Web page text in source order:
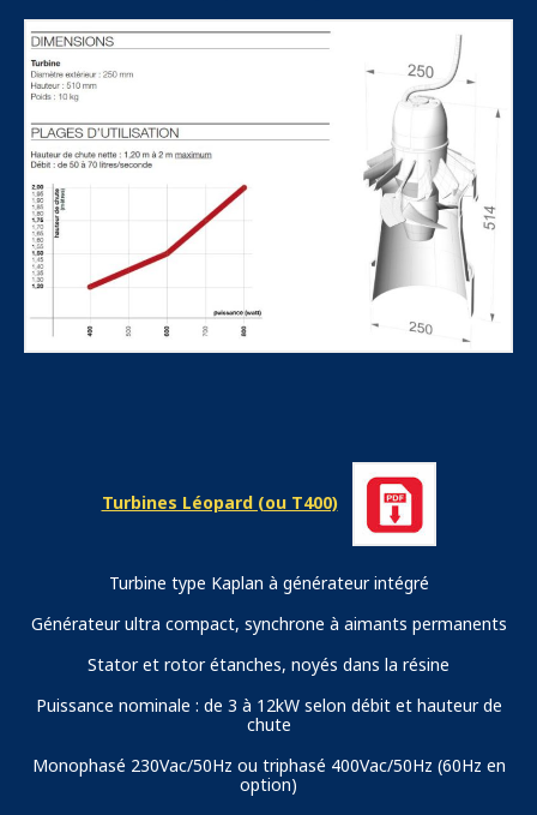
Turbines Léopard (ou T400)
Turbine type Kaplan à générateur intégré
Générateur ultra compact, synchrone à aimants permanents
Stator et rotor étanches, noyés dans la résine
Puissance nominale : de 3 à 12kW selon débit et hauteur de
chute
Monophasé 230Vac/50Hz ou triphasé 400Vac/50Hz (60Hz en
option)